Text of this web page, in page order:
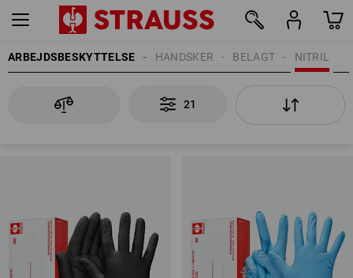
ARBEJDSBESKYTTELSE NITRIL
BELAGT
HANDSKER
21